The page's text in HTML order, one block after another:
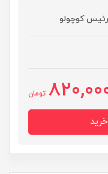
کوچولو
تومان